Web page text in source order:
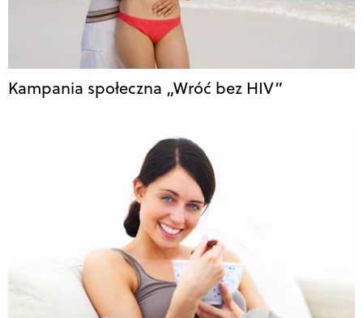
Kampania społeczna „Wróć bez HIV”